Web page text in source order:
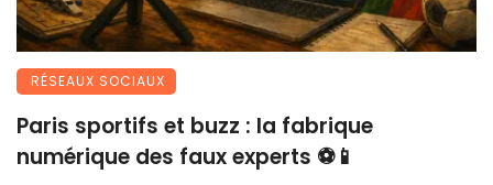
RÉSEAUX SOCIAUX
Paris sportifs et buzz : la fabrique
numérique des faux experts ⚽📱